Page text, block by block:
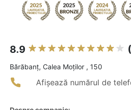
8.9
Bărăbanţ, Calea Moților , 150
Afișează numărul de